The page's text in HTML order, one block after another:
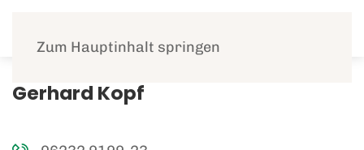
Zum Hauptinhalt springen
Gerhard Kopf